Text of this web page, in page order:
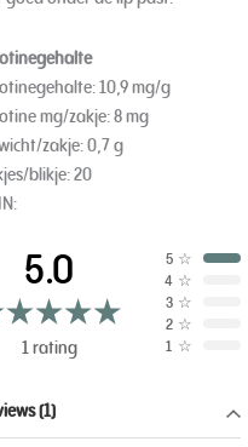
10,9 mg/g
mg/zakje: 8 mg
zakje: 0,7 g
blikje: 20
5.0
1 rating
5 ☆
4 ☆
3 ☆
2 ☆
1 ☆
(1)